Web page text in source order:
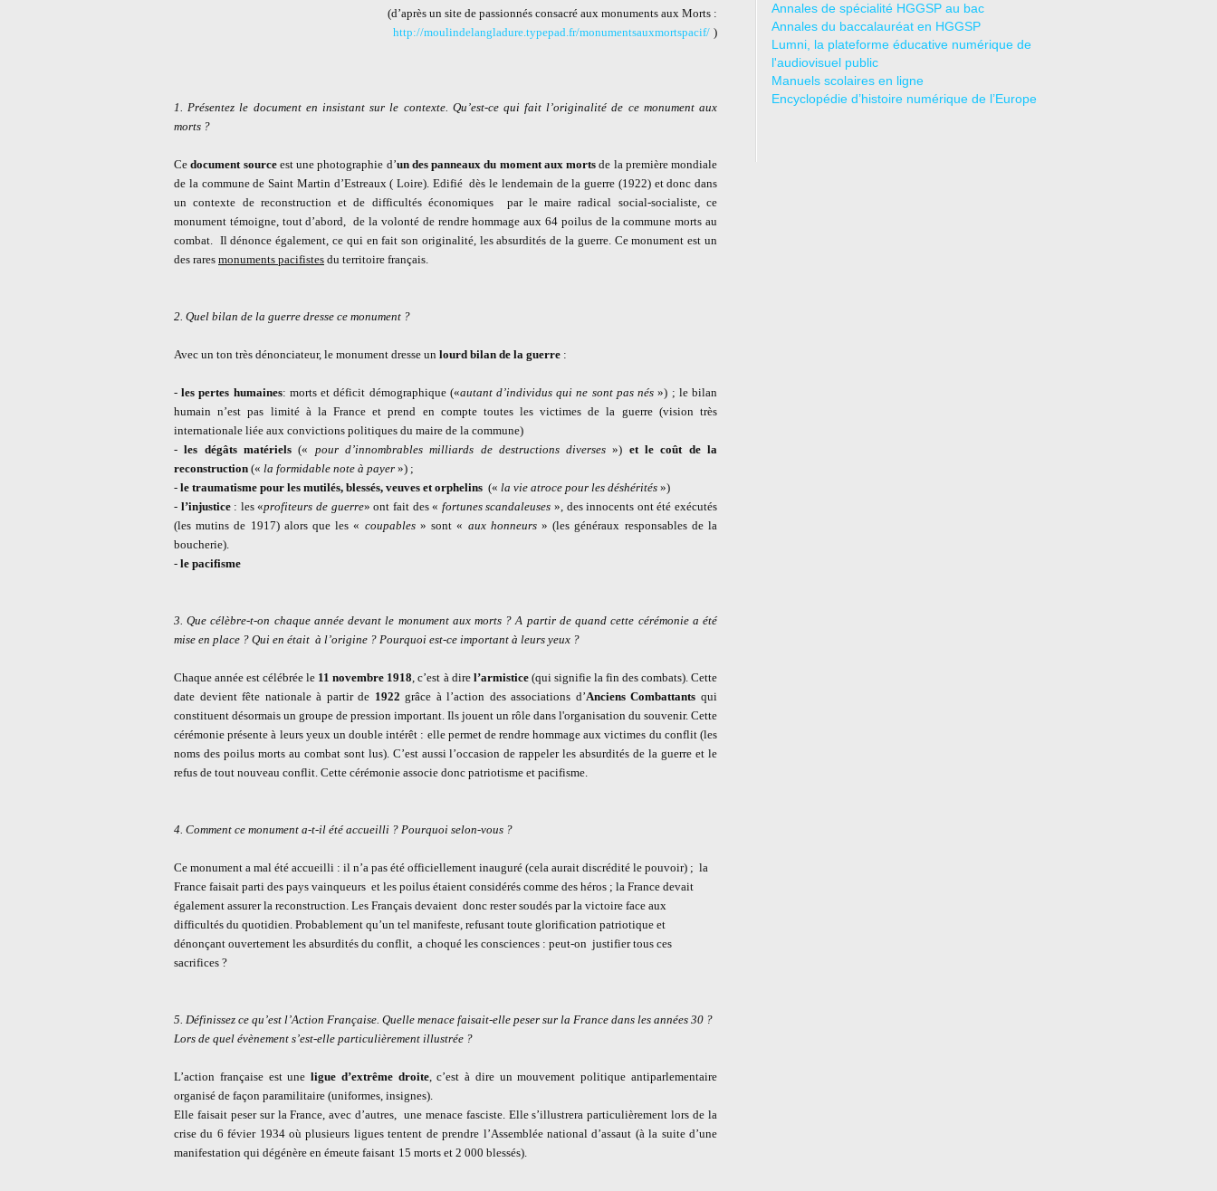
(d’après un site de passionnés consacré aux monuments aux Morts :
http://moulindelangladure.typepad.fr/monumentsauxmortspacif/ )
1. Présentez le document en insistant sur le contexte. Qu’est-ce qui fait l’originalité de ce monument aux
morts ?
Cedocument sourceest une photographie d’un des panneaux du moment aux morts de la première mondiale
de la commune de Saint Martin d’Estreaux ( Loire). Edifié dès le lendemain de la guerre (1922) et donc dans
un contexte de reconstruction et de difficultés économiques
par le maire radical social-socialiste, ce
monument témoigne, tout d’abord, de la volonté de rendre hommage aux 64 poilus de la commune morts au
combat. Il dénonce également, ce qui en fait son originalité, les absurdités de la guerre. Ce monument est un
des rares monuments pacifistes du territoire français.
2. Quel bilan de la guerre dresse ce monument ?
Avec un ton très dénonciateur, le monument dresse un lourd bilan de la guerre :
-les pertes humaines: morts et déficit démographique («autant d’individus qui ne sont pas nés ») ; le bilan
humain n’est pas limité à la France et prend en compte toutes les victimes de la guerre (vision très
internationale liée aux convictions politiques du maire de la commune)
-les dégâts matériels(« pour d’innombrables milliards de destructions diverses ») et le coût de la
reconstruction (« la formidable note à payer ») ;
- le traumatisme pour les mutilés, blessés, veuves et orphelins (« la vie atroce pour les déshérités »)
- l’injustice: les «profiteurs de guerre» ont fait des « fortunes scandaleuses », des innocents ont été exécutés
(les mutins de 1917) alors que les « coupables» sont « aux honneurs» (les généraux responsables de la
boucherie).
- le pacifisme
3. Que célèbre-t-on chaque année devant le monument aux morts ? A partir de quand cette cérémonie a été
mise en place ? Qui en était à l’origine ? Pourquoi est-ce important à leurs yeux ?
Chaque année est célébrée le 11 novembre 1918, c’est à dire l’armistice(qui signifie la fin des combats). Cette
date devient fête nationale à partir de 1922 grâce à l’action des associations d’Anciens Combattants qui
constituent désormais un groupe de pression important. Ils jouent un rôle dans l'organisation du souvenir. Cette
cérémonie présente à leurs yeux un double intérêt : elle permet de rendre hommage aux victimes du conflit (les
noms des poilus morts au combat sont lus). C’est aussi l’occasion de rappeler les absurdités de la guerre et le
refus de tout nouveau conflit. Cette cérémonie associe donc patriotisme et pacifisme.
4. Comment ce monument a-t-il été accueilli ? Pourquoi selon-vous ?
Ce monument a mal été accueilli : il n’a pas été officiellement inauguré (cela aurait discrédité le pouvoir) ; la
France faisait parti des pays vainqueurs et les poilus étaient considérés comme des héros ; la France devait
également assurer la reconstruction. Les Français devaient donc rester soudés par la victoire face aux
difficultés du quotidien. Probablement qu’un tel manifeste, refusant toute glorification patriotique et
dénonçant ouvertement les absurdités du conflit, a choqué les consciences : peut-on justifier tous ces
sacrifices ?
5. Définissez ce qu’est l’Action Française. Quelle menace faisait-elle peser sur la France dans les années 30 ?
Lors de quel évènement s’est-elle particulièrement illustrée ?
L’action française est uneligue d’extrême droite, c’est à dire un mouvement politique antiparlementaire
organisé de façon paramilitaire (uniformes, insignes).
Elle faisait peser sur la France, avec d’autres, une menace fasciste. Elle s’illustrera particulièrement lors de la
crise du 6 févier 1934 où plusieurs ligues tentent de prendre l’Assemblée national d’assaut (à la suite d’une
manifestation qui dégénère en émeute faisant 15 morts et 2 000 blessés).
Annales de spécialité HGGSP au bac
Annales du baccalauréat en HGGSP
Lumni, la plateforme éducative numérique de
l'audiovisuel public
Manuels scolaires en ligne
Encyclopédie d’histoire numérique de l’Europe